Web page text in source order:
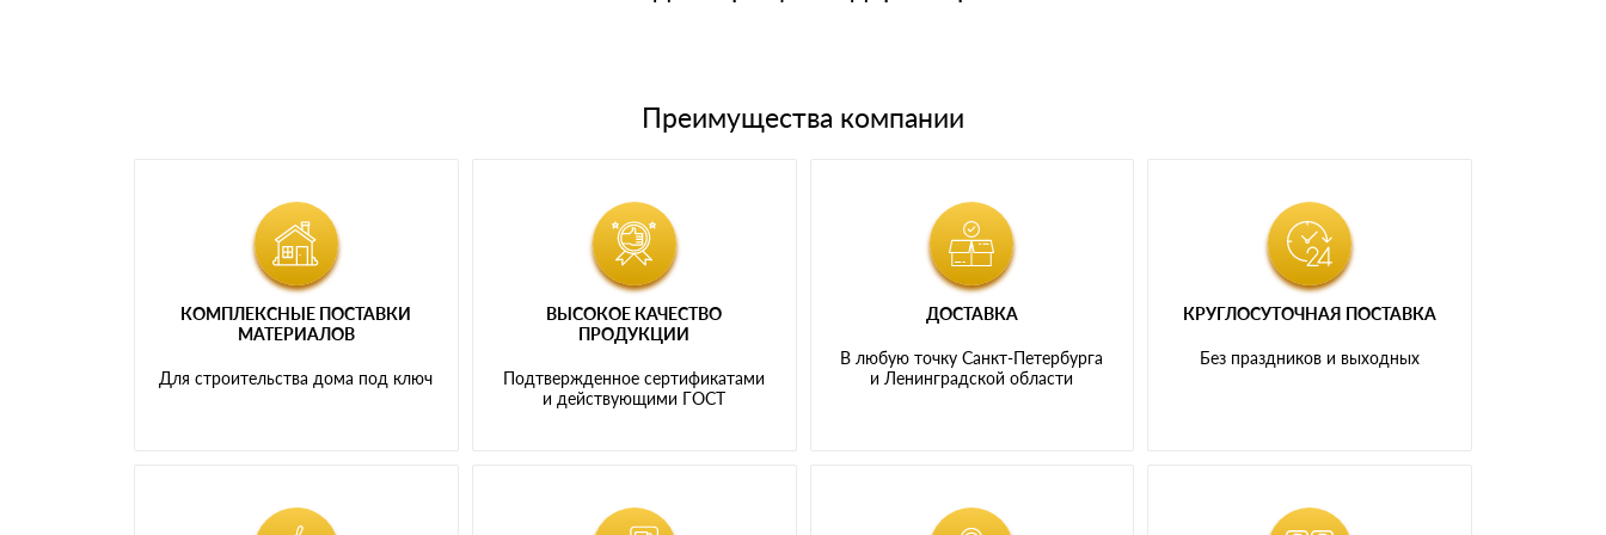
Преимущества компании
КОМПЛЕКСНЫЕ ПОСТАВКИ
МАТЕРИАЛОВ
Для строительства дома под ключ
ВЫСОКОЕ КАЧЕСТВО
ПРОДУКЦИИ
Подтвержденное сертификатами
и действующими ГОСТ
ДОСТАВКА
В любую точку Санкт-Петербурга
и Ленинградской области
КРУГЛОСУТОЧНАЯ ПОСТАВКА
Без праздников и выходных